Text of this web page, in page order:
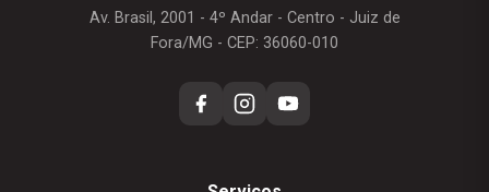
Av. Brasil, 2001 - 4º Andar - Centro - Juiz de
Fora/MG - CEP: 36060-010